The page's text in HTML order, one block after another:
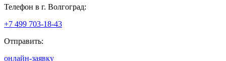
Телефон в г. Волгоград:
+7 499 703-18-43
Отправить:
онлайн-заявку